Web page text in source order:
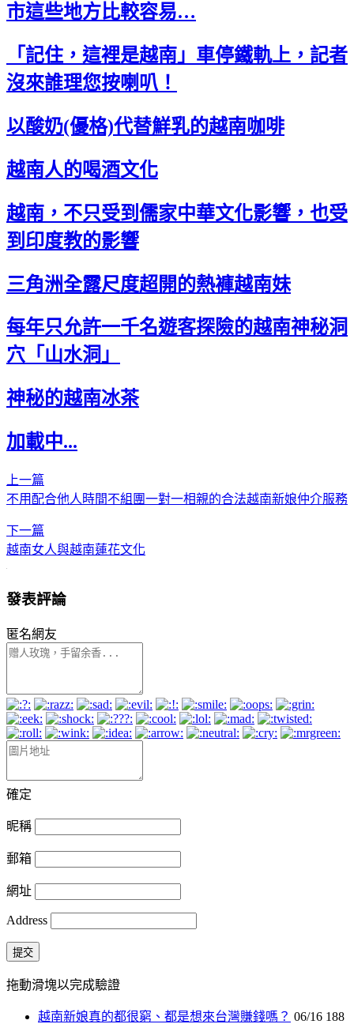
市這些地方比較容易…
「記住，這裡是越南」車停鐵軌上，記者
沒來誰理您按喇叭！
以酸奶(優格)代替鮮乳的越南咖啡
越南人的喝酒文化
越南，不只受到儒家中華文化影響，也受
到印度教的影響
三角洲全露尺度超開的熱褲越南妹
每年只允許一千名遊客探險的越南神秘洞
穴「山水洞」
神秘的越南冰茶
加載中...
上一篇
不用配合他人時間不組團一對一相親的合法越南新娘仲介服務
下一篇
越南女人與越南蓮花文化
發表評論
匿名網友
確定
昵稱
郵箱
網址
Address
提交
拖動滑塊以完成驗證
越南新娘真的都很窮、都是想來台灣賺錢嗎？ 06/16 188